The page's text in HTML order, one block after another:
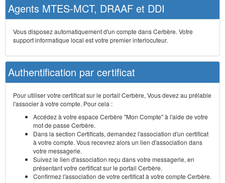
Agents MTES-MCT, DRAAF et DDI
Vous disposez automatiquement d'un compte dans Cerbère. Votre
support informatique local est votre premier interlocuteur.
Authentification par certificat
Pour utiliser votre certificat sur le portail Cerbère, Vous devez au prélable
l'associer à votre compte. Pour cela :
Accédez à votre espace Cerbère "Mon Compte" à l'aide de votre
mot de passe Cerbère.
Dans la section Certificats, demandez l'association d'un certificat
à votre compte. Vous recevrez alors un lien d'association dans
votre messagerie.
Suivez le lien d'association reçu dans votre messagerie, en
présentant votre certificat sur le portail Cerbère.
Confirmez l'association de votre certificat à votre compte Cerbère.